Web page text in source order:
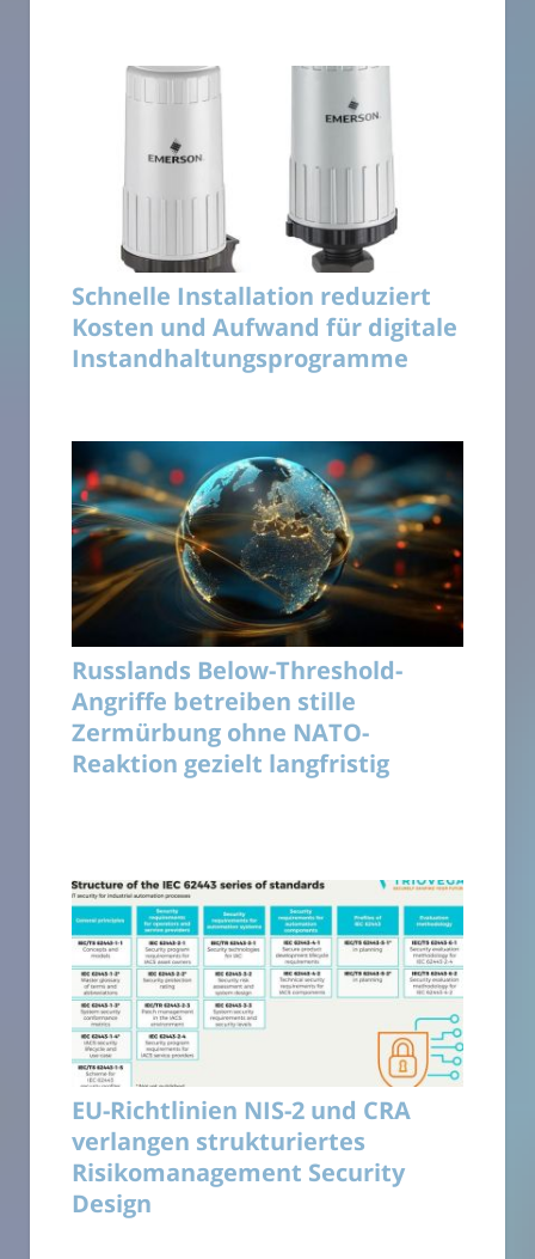
Schnelle Installation reduziert
Kosten und Aufwand für digitale
Instandhaltungsprogramme
Russlands Below-Threshold-
Angriffe betreiben stille
Zermürbung ohne NATO-
Reaktion gezielt langfristig
EU-Richtlinien NIS-2 und CRA
verlangen strukturiertes
Risikomanagement Security
Design